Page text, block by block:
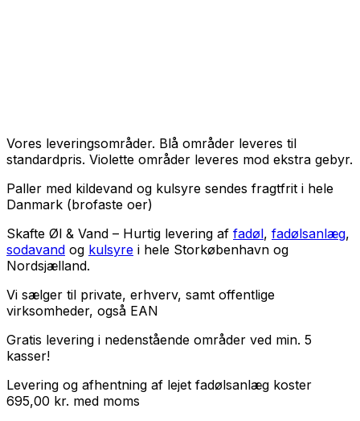
Vores leveringsområder. Blå områder leveres til
standardpris. Violette områder leveres mod ekstra gebyr.
Paller med kildevand og kulsyre sendes fragtfrit i hele
Danmark (brofaste oer)
Skafte Øl & Vand – Hurtig levering af fadøl, fadølsanlæg,
sodavand og kulsyre i hele Storkøbenhavn og
Nordsjælland.
Vi sælger til private, erhverv, samt offentlige
virksomheder, også EAN
Gratis levering i nedenstående områder ved min. 5
kasser!
Levering og afhentning af lejet fadølsanlæg koster
695,00 kr. med moms